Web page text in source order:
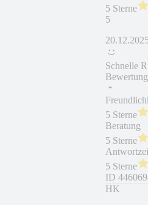
5 Sterne
5
Schnelle
5 Sterne
Beratung
5 Sterne
5 Sterne
ID
HK